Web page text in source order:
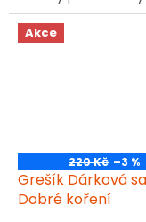
generace.
Akce
220 Kč –3 %
Grešík Dárková
Dobré koření